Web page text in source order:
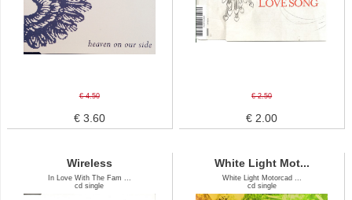
€ 4.50
€ 3.60
€ 2.50
€ 2.00
Wireless
In Love With The Fam ...
cd single
White Light Mot...
White Light Motorcad ...
cd single